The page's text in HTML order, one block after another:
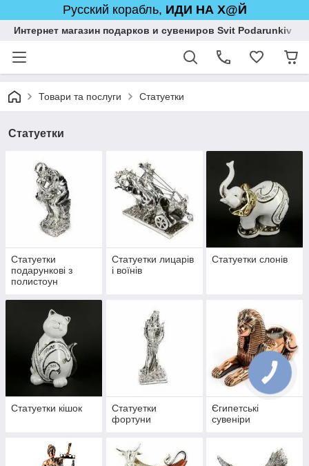
Русский корабль, ИДИ НА Х@Й
Интернет магазин подарков и сувениров Svit Podarunkiv
Товари та послуги Статуетки
Статуетки
Статуетки
подарункові з
полистоун
Статуетки лицарів
і воїнів
Статуетки слонів
Статуетки кішок
Статуетки
фортуни
Єгипетські
сувеніри